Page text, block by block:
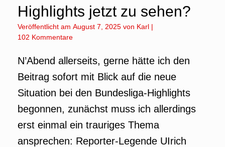
Highlights jetzt zu sehen?
Veröffentlicht am August 7, 2025 von Karl |
102 Kommentare
N’Abend allerseits, gerne hätte ich den
Beitrag sofort mit Blick auf die neue
Situation bei den Bundesliga-Highlights
begonnen, zunächst muss ich allerdings
erst einmal ein trauriges Thema
ansprechen: Reporter-Legende UIrich